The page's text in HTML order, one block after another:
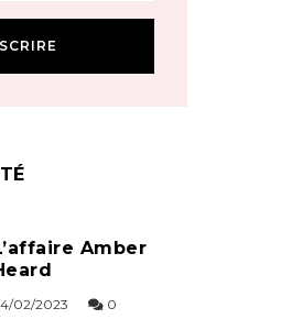
Amber
02/2023 0